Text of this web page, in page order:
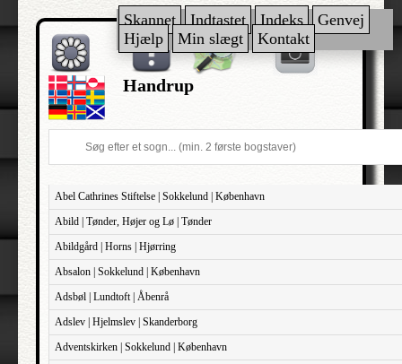
Skannet Indtastet Indeks
Genvej
Hjælp
Min slægt Kontakt
Handrup
Abel Cathrines Stiftelse | Sokkelund | København
Abild | Tønder, Højer og Lø | Tønder
Abildgård | Horns | Hjørring
Absalon | Sokkelund | København
Adsbøl | Lundtoft | Åbenrå
Adslev | Hjelmslev | Skanderborg
Adventskirken | Sokkelund | København